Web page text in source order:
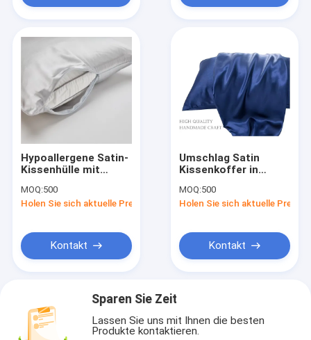
Hypoallergene Satin-
Kissenhülle mit
Reißverschluss
MOQ:500
Holen Sie sich aktuelle Preis
Kontakt
Umschlag Satin
Kissenkoffer in
Maschinenwaschbar
Anpassung verfügbar
MOQ:500
Holen Sie sich aktuelle Preis
Kontakt
Sparen Sie Zeit
Lassen Sie uns mit Ihnen die besten
Produkte kontaktieren.